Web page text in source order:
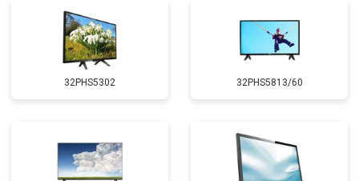
32PHS5302 32PHS5813/60